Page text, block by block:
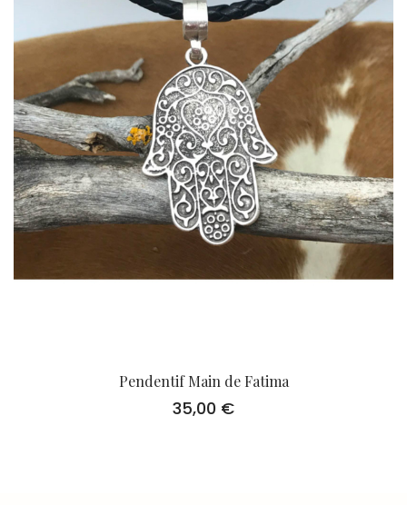
Pendentif Main de Fatima
35,00 €